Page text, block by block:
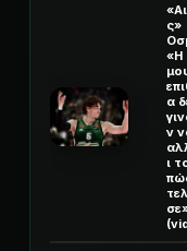
ς»
«Η
α
ν
ι